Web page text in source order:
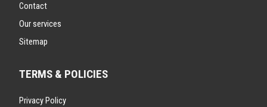
Contact
Our services
Sitemap
TERMS & POLICIES
Privacy Policy